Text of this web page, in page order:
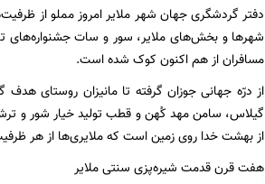
دفتر گردشگری جهان شهر ملایر امروز مملو از
شهرها و بخش‌های ملایر، سور و سات جشنواره‌های
مسافران از هم اکنون کوک شده است.
از درّه جهانی جوزان گرفته تا مانیزان روستای هدف
گیلاس، سامن مهد کُهن و قطب تولید خیار شور و
از بهشت خدا روی زمین است که ملایری‌ها از هر
هفت قرن قدمت شیره‌پزی سنتی ملایر